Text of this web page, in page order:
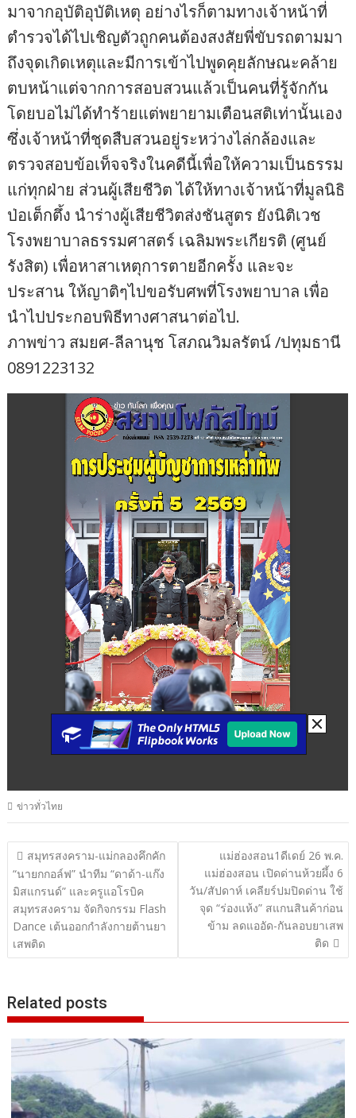
มาจากอุบัติอุบัติเหตุ อย่างไรก็ตามทางเจ้าหน้าที่
ตำรวจได้ไปเชิญตัวถูกคนต้องสงสัยพี่ขับรถตามมา
ถึงจุดเกิดเหตุและมีการเข้าไปพูดคุยลักษณะคล้าย
ตบหน้าแต่จากการสอบสวนแล้วเป็นคนที่รู้จักกัน
โดยบอไม่ได้ทำร้ายแต่พยายามเตือนสติเท่านั้นเอง
ซึ่งเจ้าหน้าที่ชุดสืบสวนอยู่ระหว่างไล่กล้องและ
ตรวจสอบข้อเท็จจริงในคดีนี้เพื่อให้ความเป็นธรรม
แก่ทุกฝ่าย ส่วนผู้เสียชีวิต ได้ให้ทางเจ้าหน้าที่มูลนิธิ
ป่อเต็กตึ้ง นำร่างผู้เสียชีวิตส่งชันสูตร ยังนิติเวช
โรงพยาบาลธรรมศาสตร์ เฉลิมพระเกียรติ (ศูนย์
รังสิต) เพื่อหาสาเหตุการตายอีกครั้ง และจะ
ประสาน ให้ญาติๆไปขอรับศพที่โรงพยาบาล เพื่อ
นำไปประกอบพิธีทางศาสนาต่อไป.
ภาพข่าว สมยศ-ลีลานุช โสภณวิมลรัตน์ /ปทุมธานี
0891223132
ข่าวทั่วไทย
แนะแนว
เรื่อง
สมุทรสงคราม-แม่กลองคึกคัก
“นายกกอล์ฟ” นำทีม “ดาด้า-แก๊ง
มิสแกรนด์” และครูแอโรบิค
สมุทรสงคราม จัดกิจกรรม Flash
Dance เต้นออกกำลังกายต้านยา
เสพติด
แม่ฮ่องสอน1ดีเดย์ 26 พ.ค.
แม่ฮ่องสอน เปิดด่านห้วยผึ้ง 6
วัน/สัปดาห์ เคลียร์ปมปิดด่าน ใช้
จุด “ร่องแห้ง” สแกนสินค้าก่อน
ข้าม ลดแออัด-กันลอบยาเสพ
ติด
Related posts